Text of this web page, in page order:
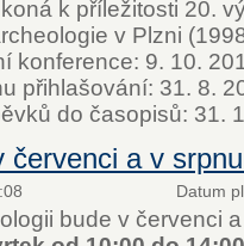
k příležitosti 20.
v Plzni
konference: 9. 10.
přihlašování: 31. 8.
do časopisů: 31.
červenci a v
Datum
bude v červenci